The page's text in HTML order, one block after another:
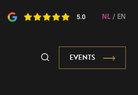
EVENTS
NL / EN